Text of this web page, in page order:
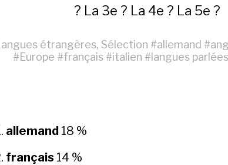
? La 3e ? La 4e ? La 5e ?
Langues étrangères, Sélection #allemand #
#Europe #français #italien # langues
allemand 18 %
français 14 %